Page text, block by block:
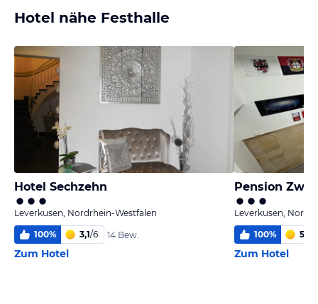
Hotel nähe Festhalle
Hotel Sechzehn
Leverkusen, Nordrhein-Westfalen
100% 3,1/6 14 Bew.
Zum Hotel
Pension Zwei
Leverkusen,
100% 5,0
Zum Hotel